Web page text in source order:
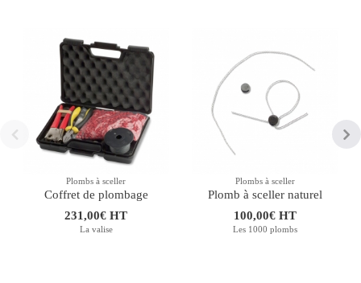
Plombs à sceller
Coffret de plombage
231,00€ HT
La valise
Plombs à sceller
Plomb à sceller naturel
100,00€ HT
Les 1000 plombs